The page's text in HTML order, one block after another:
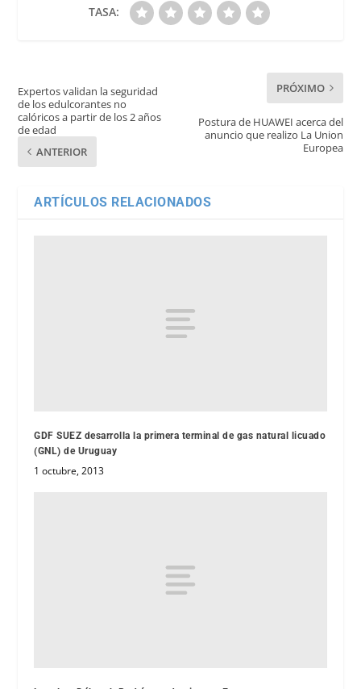
TASA:
Expertos validan la seguridad
de los edulcorantes no
calóricos a partir de los 2 años
de edad
ANTERIOR
PRÓXIMO
Postura de HUAWEI acerca del
anuncio que realizo La Union
Europea
ARTÍCULOS RELACIONADOS
GDF SUEZ desarrolla la primera terminal de gas natural licuado
(GNL) de Uruguay
1 octubre, 2013